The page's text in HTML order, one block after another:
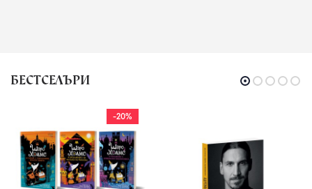
БЕСТСЕЛЪРИ
-20%